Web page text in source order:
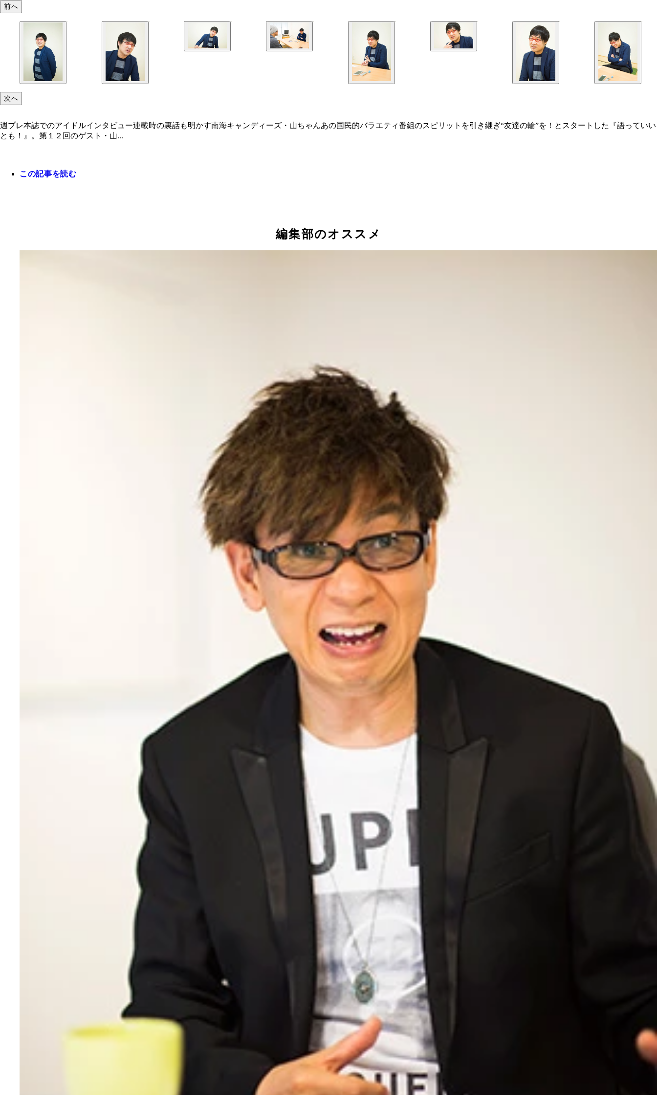
週プレ本誌でのアイドルインタビュー連載時の裏話も明かす南海キャンディーズ・山ちゃん
前へ
次へ
週プレ本誌でのアイドルインタビュー連載時の裏話も明かす南海キャンディーズ・山ちゃんあの国民的バラエティ番組のスピリットを引き継ぎ“友達の輪”を！とスタートした『語っていい
とも！』。第１２回のゲスト・山...
この記事を読む
編集部のオススメ